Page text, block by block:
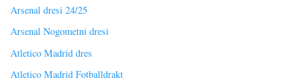
Arsenal dresi 24/25
Arsenal Nogometni dresi
Atletico Madrid dres
Atletico Madrid Fotballdrakt